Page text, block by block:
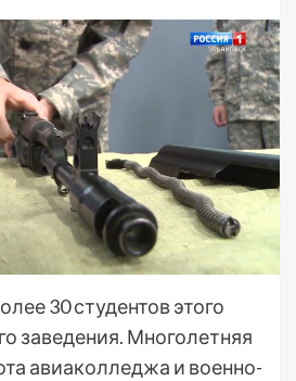
30 студентов этого
заведения. Многолетняя
авиаколледжа и военно-